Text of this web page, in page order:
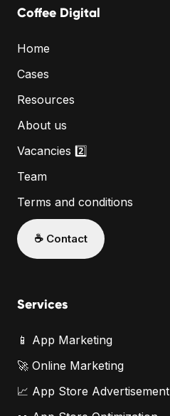
Coffee Digital
Home
Cases
Resources
About us
Vacancies 2️⃣
Team
Terms and conditions
☕️ Contact
Services
📱 App Marketing
🚀 Online Marketing
📈 App Store Advertisement